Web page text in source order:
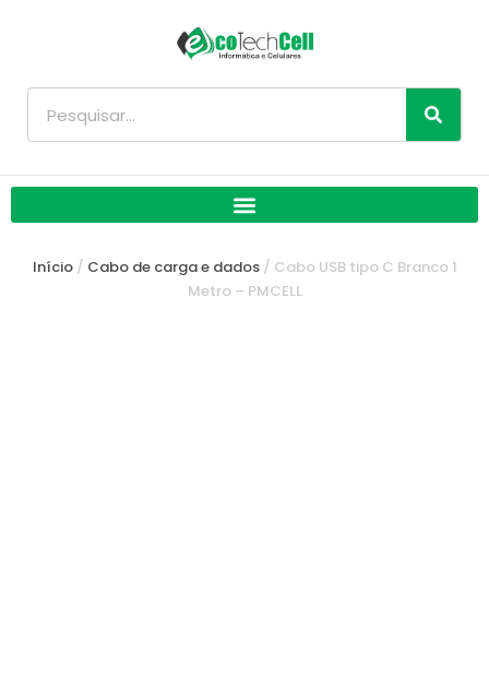
Início/ Cabo de carga e dados/ Cabo USB tipo C Branco 1
Metro – PMCELL